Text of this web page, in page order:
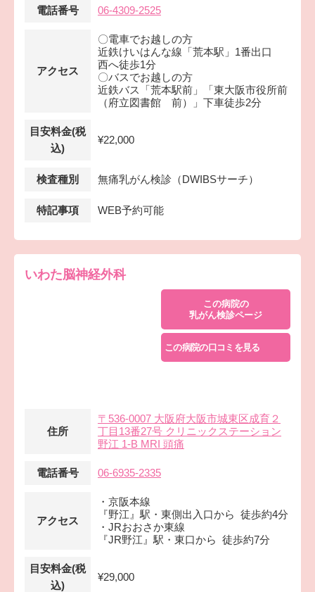
電話番号 06-4309-2525
アクセス
〇電車でお越しの方
近鉄けいはんな線「荒本駅」1番出口
西へ徒歩1分
〇バスでお越しの方
近鉄バス「荒本駅前」「東大阪市役所前
（府立図書館 前）」下車徒歩2分
目安料金(税
込)
¥22,000
検査種別 無痛乳がん検診（DWIBSサーチ）
特記事項 WEB予約可能
いわた脳神経外科
この病院の
乳がん検診ページ
この病院の口コミを見る
住所
〒536-0007 大阪府大阪市城東区成育２
丁目13番27号 クリニックステーション
野江 1-B MRI 頭痛
電話番号 06-6935-2335
アクセス
・京阪本線
『野江』駅・東側出入口から 徒歩約4分
・JRおおさか東線
『JR野江』駅・東口から 徒歩約7分
目安料金(税
込)
¥29,000